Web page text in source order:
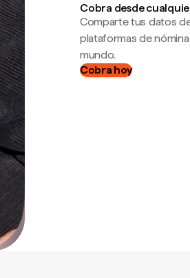
Cobra desde
Comparte tus datos
plataformas de
mundo.
Cobra hoy